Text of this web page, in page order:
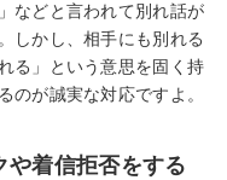
などと言われて別れ話が
しかし、相手にも別れる
る」という意思を固く持
のが誠実な対応ですよ。
や着信拒否をする